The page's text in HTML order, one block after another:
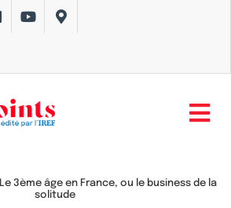
Le 3ème âge en France, ou le business de la
solitude